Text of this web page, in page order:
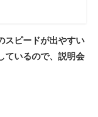
スピードが出やすい
ているので、説明会